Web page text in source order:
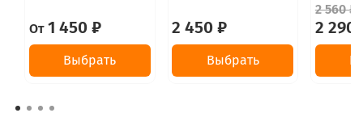
От1 450 ₽
Выбрать
2 450 ₽
Выбрать
2 560 ₽
2 290